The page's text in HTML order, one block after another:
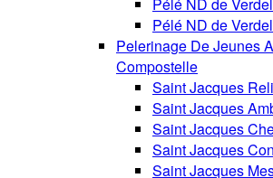
Pélé ND de
Pélé ND de
Pelerinage De Jeunes
Compostelle
Saint Jacques
Saint Jacques
Saint Jacques
Saint Jacques
Saint Jacques